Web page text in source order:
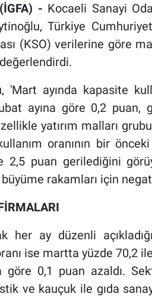
- Kocaeli Sanayi
Türkiye
(KSO) verilerine göre
'Mart ayında kapasite
ayına göre 0,2 puan,
yatırım malları
oranının bir
2,5 puan gerilediğini
rakamları için
her ay düzenli
ise martta yüzde 70,2
göre 0,1 puan azaldı.
ve kauçuk ile gıda